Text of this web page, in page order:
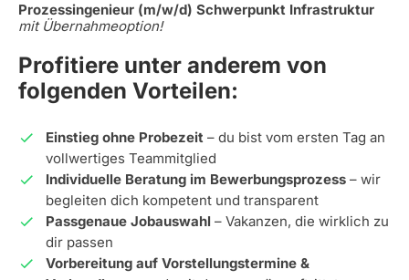
Prozessingenieur (m/w/d) Schwerpunkt Infrastruktur
mit Übernahmeoption!
Profitiere unter anderem von
folgenden Vorteilen:
Einstieg ohne Probezeit – du bist vom ersten Tag an
vollwertiges Teammitglied
Individuelle Beratung im Bewerbungsprozess – wir
begleiten dich kompetent und transparent
Passgenaue Jobauswahl – Vakanzen, die wirklich zu
dir passen
Vorbereitung auf Vorstellungstermine &